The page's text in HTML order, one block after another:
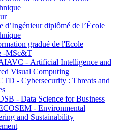
d’Ingénieur diplômé de l’École
gradué de l'Ecole
-MSc&T
- Artificial Intelligence and
Visual Computing
- Cybersecurity : Threats and
- Data Science for Business
- Environmental
and Sustainability